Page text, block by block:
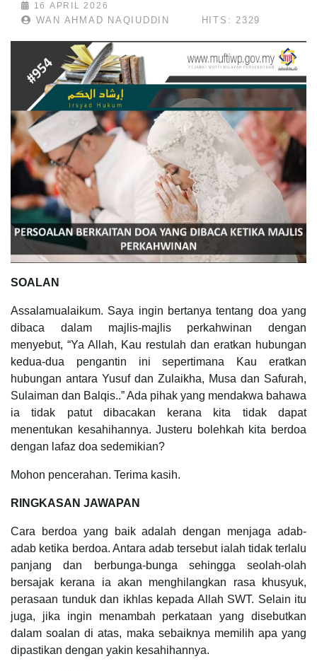
16 APRIL 2026
WAN AHMAD NAQIUDDIN HITS: 2329
SOALAN
Assalamualaikum. Saya ingin bertanya tentang doa yang
dibaca dalam majlis-majlis perkahwinan dengan
menyebut, “Ya Allah, Kau restulah dan eratkan hubungan
kedua-dua pengantin ini sepertimana Kau eratkan
hubungan antara Yusuf dan Zulaikha, Musa dan Safurah,
Sulaiman dan Balqis..” Ada pihak yang mendakwa bahawa
ia tidak patut dibacakan kerana kita tidak dapat
menentukan kesahihannya. Justeru bolehkah kita berdoa
dengan lafaz doa sedemikian?
Mohon pencerahan. Terima kasih.
RINGKASAN JAWAPAN
Cara berdoa yang baik adalah dengan menjaga adab-
adab ketika berdoa. Antara adab tersebut ialah tidak terlalu
panjang dan berbunga-bunga sehingga seolah-olah
bersajak kerana ia akan menghilangkan rasa khusyuk,
perasaan tunduk dan ikhlas kepada Allah SWT. Selain itu
juga, jika ingin menambah perkataan yang disebutkan
dalam soalan di atas, maka sebaiknya memilih apa yang
dipastikan dengan yakin kesahihannya.